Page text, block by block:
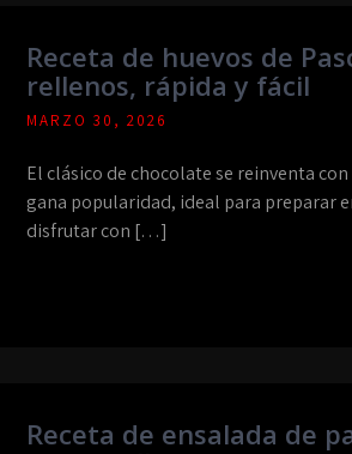
Receta de huevos de
rellenos, rápida y fácil
MARZO 30, 2026
El clásico de chocolate se reinventa
gana popularidad, ideal para preparar
disfrutar con […]
Receta de ensalada de